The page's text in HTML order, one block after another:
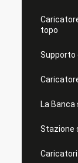
topo
Supporto
La
Stazione